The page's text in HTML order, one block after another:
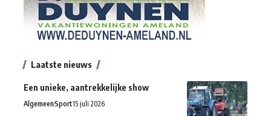
Laatste nieuws
Een unieke, aantrekkelijke show
AlgemeenSport15 juli 2026